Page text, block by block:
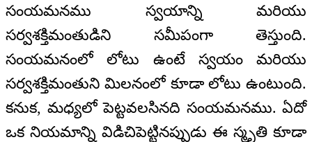
సంయమనము స్వయాన్ని మరియు
సర్వశక్తిమంతుడిని సమీపంగా తెస్తుంది.
సంయమనంలో లోటు ఉంటే స్వయం మరియు
సర్వశక్తిమంతుని మిలనంలో కూడా లోటు ఉంటుంది.
కనుక, మధ్యలో పెట్టవలసినది సంయమనము. ఏదో
ఒక నియమాన్ని విడిచిపెట్టినప్పుడు ఈ స్మృతి కూడా